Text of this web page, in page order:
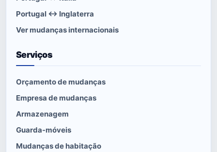
Portugal ↔ Inglaterra
Ver mudanças internacionais
Serviços
Orçamento de mudanças
Empresa de mudanças
Armazenagem
Guarda-móveis
Mudanças de habitação